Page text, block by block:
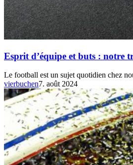
Esprit d’équipe et buts : notre
Le football est un sujet quotidien chez
vierbuchen7. août 2024